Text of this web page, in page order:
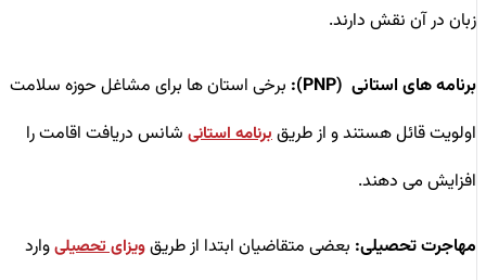
زبان در آن نقش دارند.
برنامه‌ های استانی (PNP):
برخی استان‌ ها برای مشاغل حوزه سلامت
اولویت قائل هستند و از طریقبرنامه استانیشانس دریافت اقامت را
افزایش می ‌دهند.
مهاجرت تحصیلی:بعضی متقاضیان ابتدا از طریقویزای تحصیلیوارد